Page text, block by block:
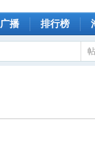
广播 排行榜